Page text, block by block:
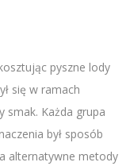
pyszne lody
się w ramach
smak. Każda grupa
był sposób
alternatywne metody